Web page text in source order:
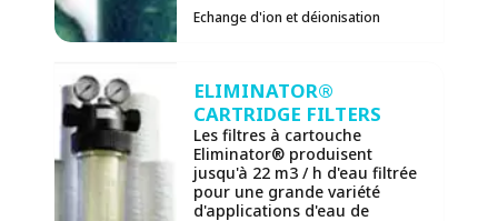
Echange d'ion et déionisation
ELIMINATOR®
CARTRIDGE FILTERS
Les filtres à cartouche
Eliminator® produisent
jusqu'à 22 m3 / h d'eau filtrée
pour une grande variété
d'applications d'eau de